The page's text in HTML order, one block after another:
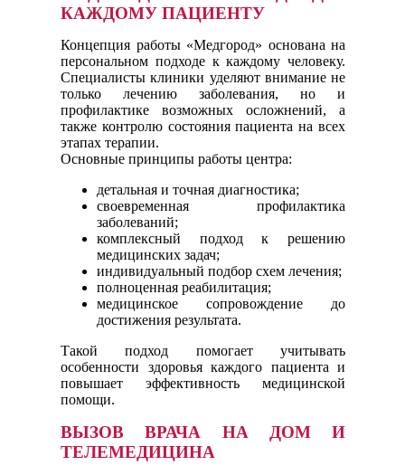
КАЖДОМУ ПАЦИЕНТУ
Концепция работы «Медгород» основана на
персональном подходе к каждому человеку.
Специалисты клиники уделяют внимание не
только лечению заболевания, но и
профилактике возможных осложнений, а
также контролю состояния пациента на всех
этапах терапии.
Основные принципы работы центра:
детальная и точная диагностика;
своевременная профилактика
заболеваний;
комплексный подход к решению
медицинских задач;
индивидуальный подбор схем лечения;
полноценная реабилитация;
медицинское сопровождение до
достижения результата.
Такой подход помогает учитывать
особенности здоровья каждого пациента и
повышает эффективность медицинской
помощи.
ВЫЗОВ ВРАЧА НА ДОМ И
ТЕЛЕМЕДИЦИНА